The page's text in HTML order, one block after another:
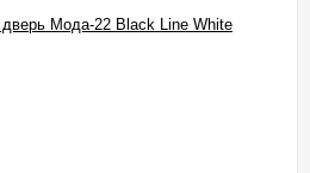
Мода-22 Black Line White